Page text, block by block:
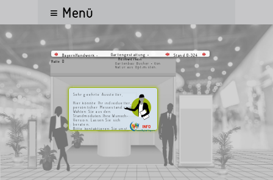
≡ Menü
BayernHandwerk -
Halle D
Gartengestaltung •
Heimwerken
Stand 0-324
Gartenbau Bucher • Von
Natur aus Optimisten.
Sehr geehrte Aussteller,
Hier könnte Ihr individueller,
persönlicher Messestand sein!
Wählen Sie aus den
Standmodulen Ihre Wunsch-
Version. Lassen Sie sich
beraten.
Bitte kontaktieren Sie uns!